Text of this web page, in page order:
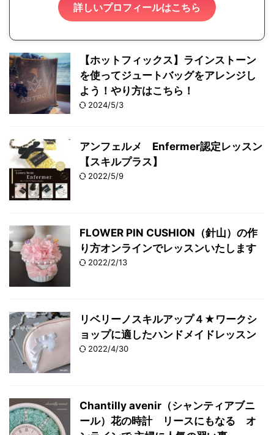
詳しいプロフィールはこちら
【ホットフィックス】ラインストーン
を使ってジュートバッグをアレンジし
よう！やり方はこちら！
2024/5/3
アンフェルメ Enfermer認定レッスン
【スキルプラス】
2022/5/9
FLOWER PIN CUSHION（針山）の作
り方オンラインでレッスンいたします
2022/2/13
リベリーノスキルアップ４★ワークシ
ョップに適したハンドメイドレッスン
2022/4/30
Chantilly avenir（シャンティアブニ
ール）花の時計 リースにもなる オ